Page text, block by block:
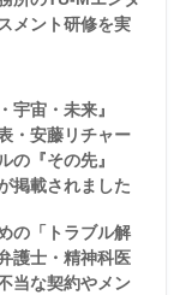
メント研修を実
宇宙・未来』
・安藤リチャー
の『その先』
掲載されました
の「トラブル解
護士・精神科医
当な契約やメン